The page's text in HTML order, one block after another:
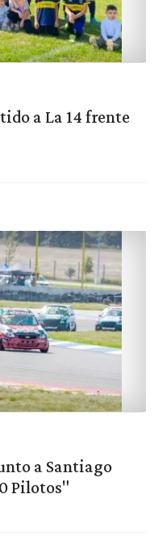
a La 14 frente
a Santiago
Pilotos"